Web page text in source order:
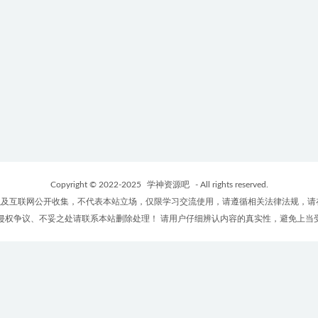
Copyright © 2022-2025 学神资源吧
- All rights reserved.
互联网公开收集，不代表本站立场，仅限学习交流使用，请遵循相关法律法规，请
权争议、不妥之处请联系本站删除处理！ 请用户仔细辨认内容的真实性，避免上当